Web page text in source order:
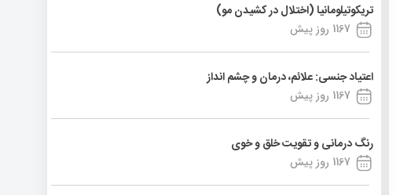
تریکوتیلومانیا (اختلال در کشیدن مو)
1167 روز پیش
اعتیاد جنسی: علائم، درمان و چشم انداز
1167 روز پیش
رنگ درمانی و تقویت خلق و خوی
1167 روز پیش